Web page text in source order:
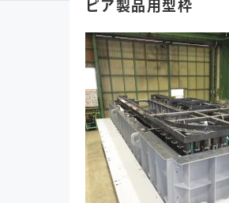
ピア製品用型枠